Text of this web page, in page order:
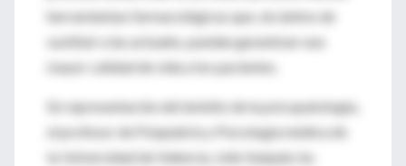
herramientas farmacológicas que, sin ánimo de
sustituir a las actuales, puedan garantizar una
mayor calidad de vida a los pacientes.
En representación del ámbito de la psicopatología,
el profesor de Psiquiatría y Psicología médica de
la Universidad de Valencia, Julio Sanjuán, ha